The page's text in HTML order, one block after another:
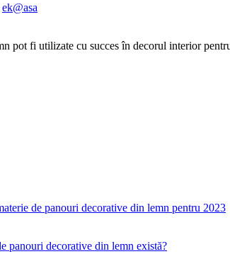
ek@asa
pot fi utilizate cu succes în decorul interior
de panouri decorative din lemn pentru 2023
panouri decorative din lemn există?